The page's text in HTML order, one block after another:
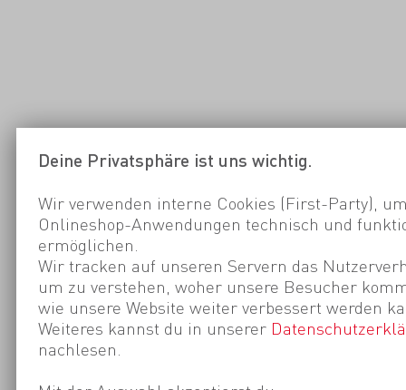
Deine Privatsphäre ist uns wichtig.
Wir verwenden interne Cookies (First-Party),
Onlineshop-Anwendungen technisch und
ermöglichen.
Wir tracken auf unseren Servern das
um zu verstehen, woher unsere Besucher
wie unsere Website weiter verbessert werden
Weiteres kannst du in unserer
nachlesen.